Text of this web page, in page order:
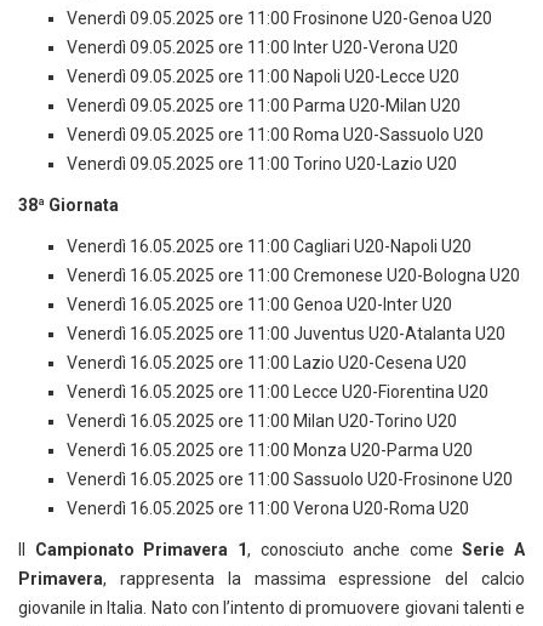
Venerdì 09.05.2025 ore 11:00 Frosinone U20-Genoa U20
Venerdì 09.05.2025 ore 11:00 Inter U20-Verona U20
Venerdì 09.05.2025 ore 11:00 Napoli U20-Lecce U20
Venerdì 09.05.2025 ore 11:00 Parma U20-Milan U20
Venerdì 09.05.2025 ore 11:00 Roma U20-Sassuolo U20
Venerdì 09.05.2025 ore 11:00 Torino U20-Lazio U20
38ª Giornata
Venerdì 16.05.2025 ore 11:00 Cagliari U20-Napoli U20
Venerdì 16.05.2025 ore 11:00 Cremonese U20-Bologna U20
Venerdì 16.05.2025 ore 11:00 Genoa U20-Inter U20
Venerdì 16.05.2025 ore 11:00 Juventus U20-Atalanta U20
Venerdì 16.05.2025 ore 11:00 Lazio U20-Cesena U20
Venerdì 16.05.2025 ore 11:00 Lecce U20-Fiorentina U20
Venerdì 16.05.2025 ore 11:00 Milan U20-Torino U20
Venerdì 16.05.2025 ore 11:00 Monza U20-Parma U20
Venerdì 16.05.2025 ore 11:00 Sassuolo U20-Frosinone U20
Venerdì 16.05.2025 ore 11:00 Verona U20-Roma U20
Campionato Primavera 1, conosciuto anche comeSerie A
Primavera, rappresenta la massima espressione del calcio
giovanile in Italia. Nato con l’intento di promuovere giovani talenti e